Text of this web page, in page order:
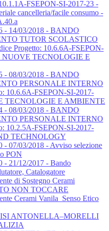
FSEPON-SI-2017-23 -
cancelleria/facile consumo -
- 14/03/2018 - BANDO
TUTOR SCOLASTICO
Progetto: 10.6.6A-FSEPON-
NUOVE TECNOLOGIE E
- 08/03/2018 - BANDO
PERSONALE INTERNO
10.6.6A-FSEPON-SI-2017-
TECNOLOGIE E AMBIENTE
- 08/03/2018 - BANDO
PERSONALE INTERNO
10.2.5A-FSEPON-SI-2017-
TECHNOLOGY
- 07/03/2018 - Avviso selezione
PON
- 21/12/2017 - Bando
Catalogatore
di Sostegno Cerami
NON TOCCARE
Cerami Vanila_Senso Etico
ANTONELLA–MORELLI